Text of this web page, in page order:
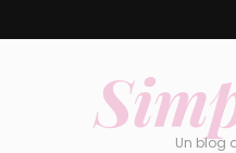
Un blog